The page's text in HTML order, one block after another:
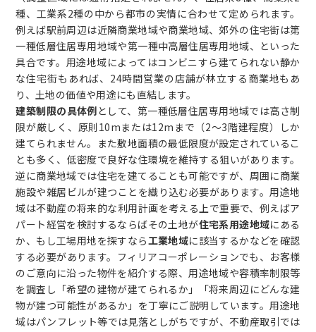
種、工業系2種の中から都市の実情に合わせて定められます。
例えば駅前周辺は近隣商業地域や商業地域、郊外の住宅街は第
一種低層住居専用地域や第一種中高層住居専用地域、といった
具合です。用途地域によってはコンビニすら建てられない静か
な住宅街もあれば、24時間営業の店舗が林立する商業地もあ
り、土地の価値や用途にも直結します。
建築制限の具体例として、第一種低層住居専用地域では高さ制
限が厳しく、原則10mまたは12mまで（2～3階建程度）しか
建てられません。また敷地面積の最低限度が設定されているこ
とも多く、低密度で良好な住環境を維持する狙いがあります。
逆に商業地域では住宅を建てることも可能ですが、周囲に商業
施設や雑居ビルが建つことを織り込む必要があります。用途地
域は不動産の将来的な利用計画を考える上で重要で、例えばア
パート経営を検討するならばその土地が住宅系用途地域にある
か、もし工場用地を探すなら工業地域に該当するかなどを確認
する必要があります。フィリアコーポレーションでも、お客様
のご意向に沿った物件を紹介する際、用途地域や容積率制限等
を調査し「希望の建物が建てられるか」「将来周辺にどんな建
物が建つ可能性があるか」を丁寧にご説明しています。用途地
域はパンフレット等では見落としがちですが、不動産取引では